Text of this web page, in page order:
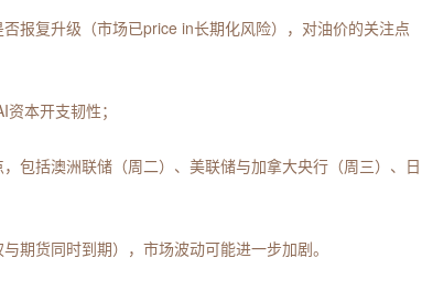
报复升级（市场已price in长期化风险），对油价的关注点
本开支韧性；
包括澳洲联储（周二）、美联储与加拿大央行（周三）、日
期货同时到期），市场波动可能进一步加剧。